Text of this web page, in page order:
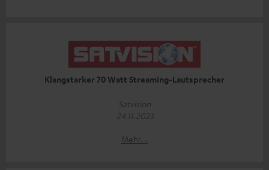
Klangstarker 70 Watt Streaming-Lautsprecher
Satvision
24.11.2023
Mehr...